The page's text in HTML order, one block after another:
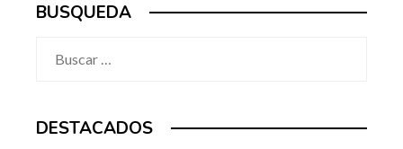
BUSQUEDA
DESTACADOS